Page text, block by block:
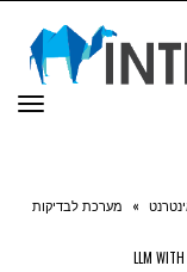
» מערכת לבדיקות
LLM WITH